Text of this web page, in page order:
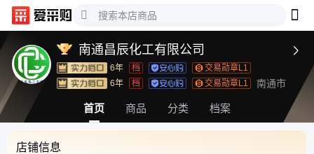
南通昌辰化工有限公司 
6年 档
交易勋章L1
6年
档 交易勋章L1 南通市
首页 商品 分类 档案
店铺信息